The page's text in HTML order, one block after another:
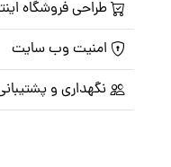
طراحی فروشگاه
امنیت وب سایت
نگهداری و